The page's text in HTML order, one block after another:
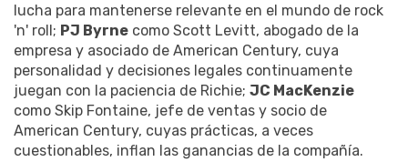
lucha para mantenerse relevante en el mundo de rock
'n' roll; PJ Byrne como Scott Levitt, abogado de la
empresa y asociado de American Century, cuya
personalidad y decisiones legales continuamente
juegan con la paciencia de Richie; JC MacKenzie
como Skip Fontaine, jefe de ventas y socio de
American Century, cuyas prácticas, a veces
cuestionables, inflan las ganancias de la compañía.